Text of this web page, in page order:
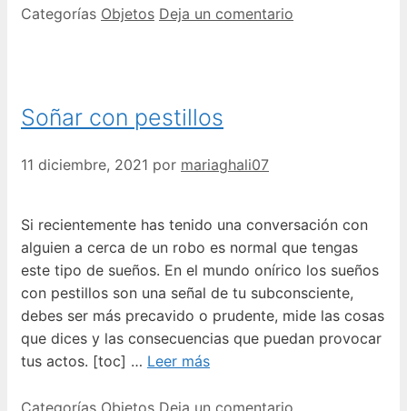
Categorías Objetos Deja un comentario
Soñar con pestillos
11 diciembre, 2021 por mariaghali07
Si recientemente has tenido una conversación con
alguien a cerca de un robo es normal que tengas
este tipo de sueños. En el mundo onírico los sueños
con pestillos son una señal de tu subconsciente,
debes ser más precavido o prudente, mide las cosas
que dices y las consecuencias que puedan provocar
tus actos. [toc] … Leer más
Categorías Objetos Deja un comentario